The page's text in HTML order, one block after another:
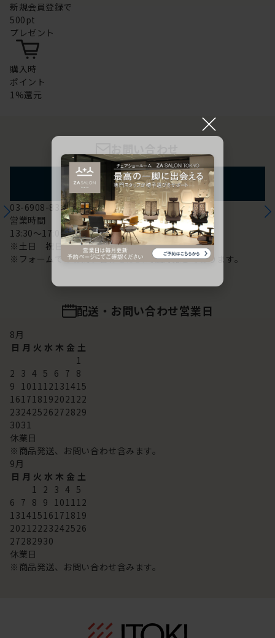
新規会員登録で
500pt
プレゼント
購入時
ポイント
1%還元
フォームからのお問い合わせ
03-6908-8370
営業時間
13:30～17:00
※土日 祝日は休み
※フォームでのお問い合わせは24時間対応しております。
配送・お問い合わせ営業日
8月
日 月 火 水 木 金 土
1
2 3 4 5 6 7 8
9 101112131415
16171819202122
23242526272829
3031
休業日
※商品発送、お問い合わせ含みます。
9月
日 月 火 水 木 金 土
1 2 3 4 5
6 7 8 9 101112
13141516171819
20212223242526
27282930
休業日
※商品発送、お問い合わせ含みます。
×